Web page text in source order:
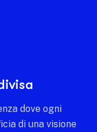
dove ogni
di una visione